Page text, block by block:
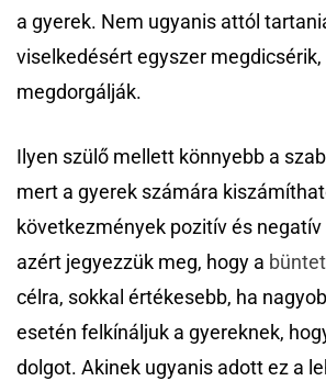
a gyerek. Nem ugyanis attól
viselkedésért egyszer
megdorgálják.
Ilyen szülő mellett könnyebb a
mert a gyerek számára
következmények pozitív és
azért jegyezzük meg, hogy a
célra, sokkal értékesebb, ha
esetén felkínáljuk a gyereknek,
dolgot. Akinek ugyanis adott ez a